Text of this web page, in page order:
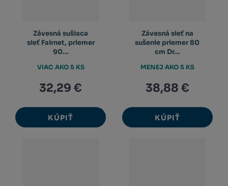
Závesná sušiaca
sieť Fairnet, priemer
90...
32,29 €
KÚPIŤ
VIAC AKO 5 KS
Závesná sieť na
sušenie priemer 80
cm Dr...
38,88 €
KÚPIŤ
MENEJ AKO 5 KS